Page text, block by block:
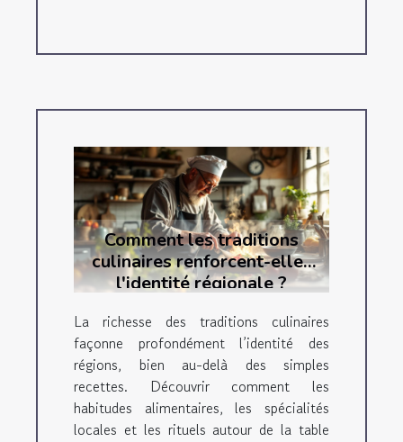
Comment les traditions
culinaires renforcent-elles
l'identité régionale ?
La richesse des traditions culinaires
façonne profondément l’identité des
régions, bien au-delà des simples
recettes. Découvrir comment les
habitudes alimentaires, les spécialités
locales et les rituels autour de la table